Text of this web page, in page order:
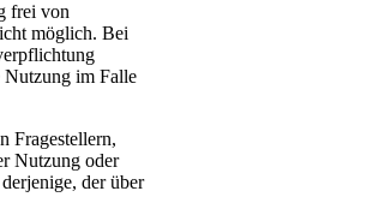
frei von
möglich. Bei
Nutzung im Falle
Fragestellern,
Nutzung oder
der über